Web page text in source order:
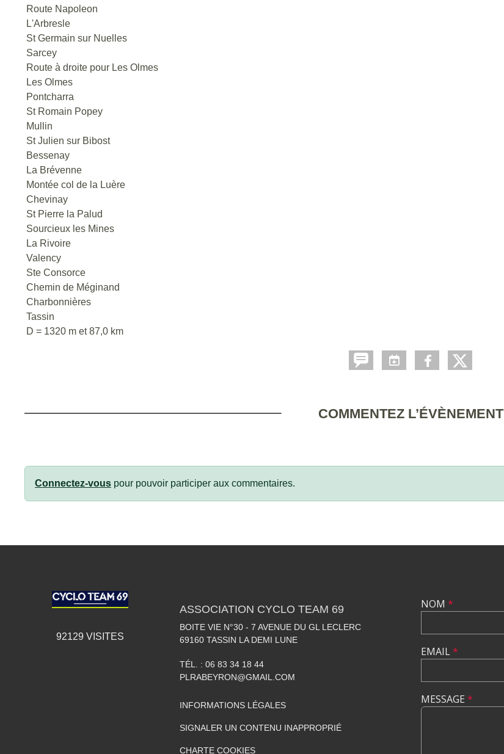
Route Napoleon
L'Arbresle
St Germain sur Nuelles
Sarcey
Route à droite pour Les Olmes
Les Olmes
Pontcharra
St Romain Popey
Mullin
St Julien sur Bibost
Bessenay
La Brévenne
Montée col de la Luère
Chevinay
St Pierre la Palud
Sourcieux les Mines
La Rivoire
Valency
Ste Consorce
Chemin de Méginand
Charbonnières
Tassin
D = 1320 m et 87,0 km
COMMENTEZ L’ÉVÈNEMENT
Connectez-vous pour pouvoir participer aux commentaires.
92129 VISITES
ASSOCIATION CYCLO TEAM 69
BOITE VIE N°30 - 7 AVENUE DU GL LECLERC
69160 TASSIN LA DEMI LUNE
TÉL. : 06 83 34 18 44
PLRABEYRON@GMAIL.COM
INFORMATIONS LÉGALES
SIGNALER UN CONTENU INAPPROPRIÉ
CHARTE COOKIES
NOM *
EMAIL*
MESSAGE *